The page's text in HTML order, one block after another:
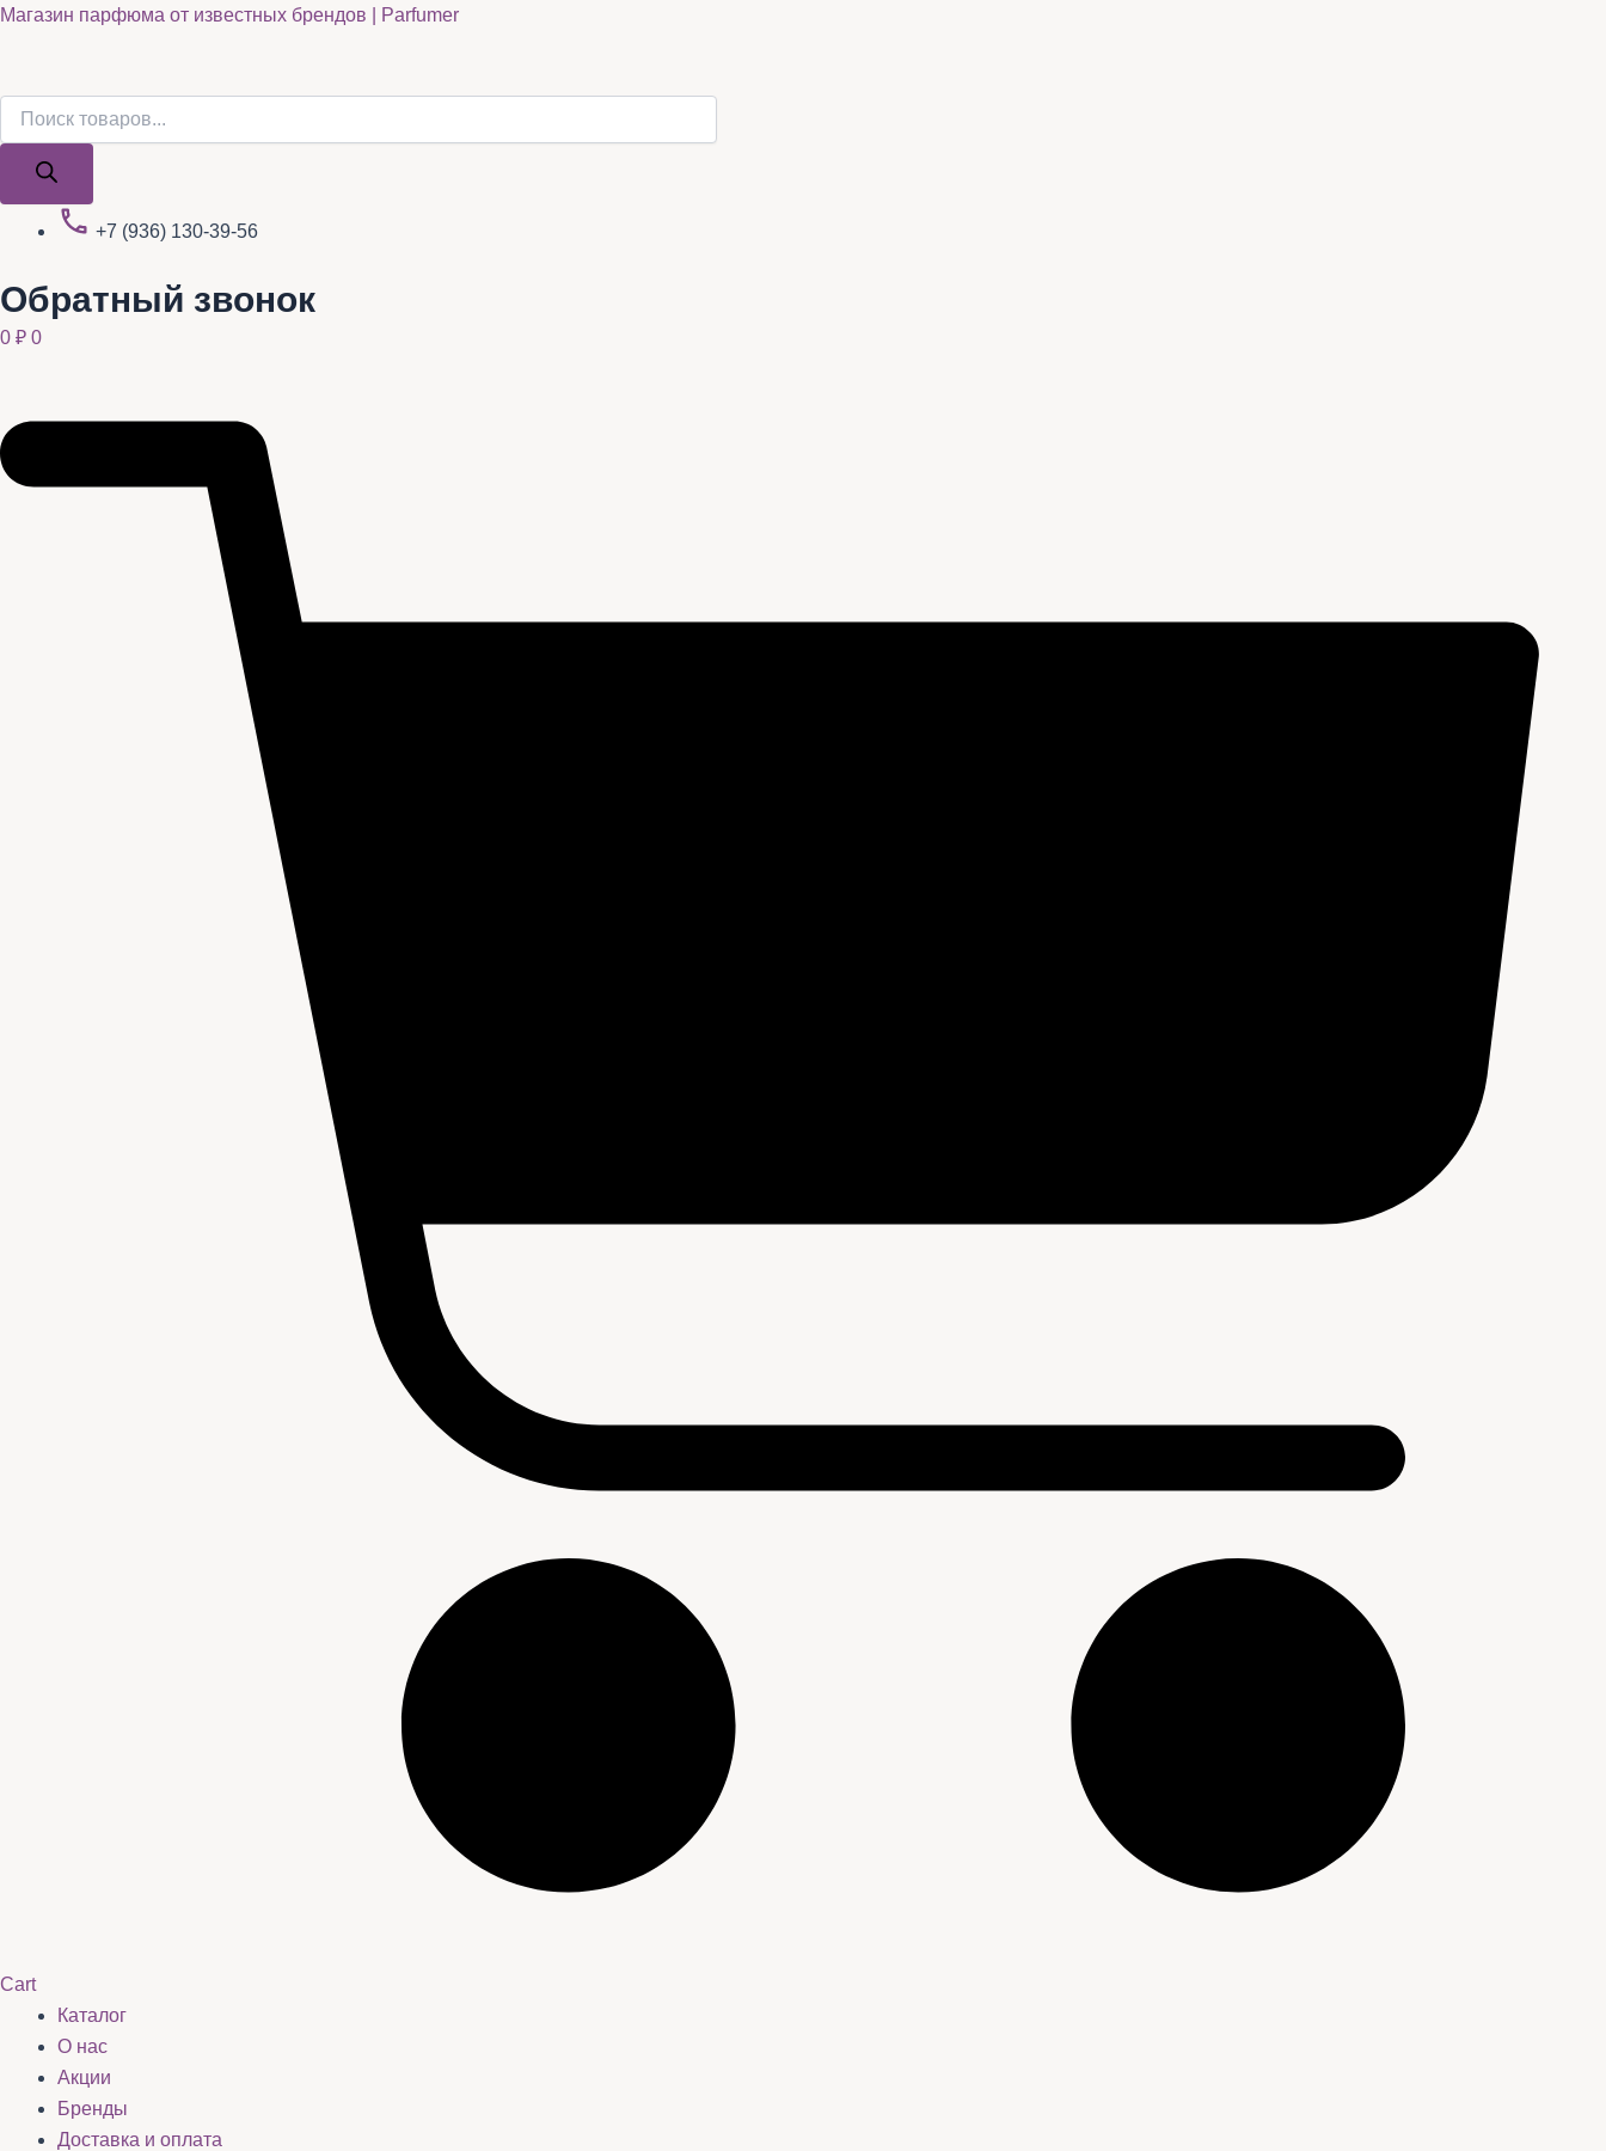
Перейти
Магазин парфюма от известных брендов | Parfumer
Поиск
+7 (936) 130-39-56
Обратный звонок
0 ₽ 0
Cart
Каталог
О нас
Акции
Бренды
Доставка и оплата
Поиск
Quantity